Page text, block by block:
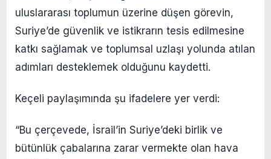
uluslararası toplumun üzerine düşen görevin,
Suriye’de güvenlik ve istikrarın tesis edilmesine
katkı sağlamak ve toplumsal uzlaşı yolunda atılan
adımları desteklemek olduğunu kaydetti.
Keçeli paylaşımında şu ifadelere yer verdi:
“Bu çerçevede, İsrail’in Suriye’deki birlik ve
bütünlük çabalarına zarar vermekte olan hava